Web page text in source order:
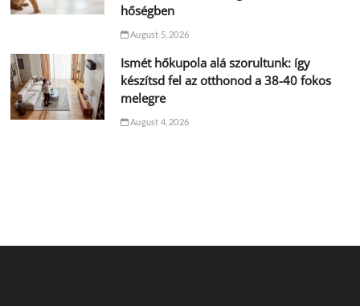
hőségben
August 5, 2026
Ismét hőkupola alá szorultunk: így
készítsd fel az otthonod a 38-40 fokos
melegre
August 4, 2026